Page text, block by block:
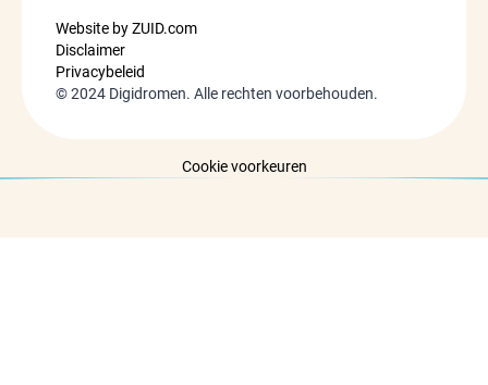
Website by ZUID.com
Disclaimer
Privacybeleid
©2024 Digidromen. Alle rechten voorbehouden.
Cookie voorkeuren